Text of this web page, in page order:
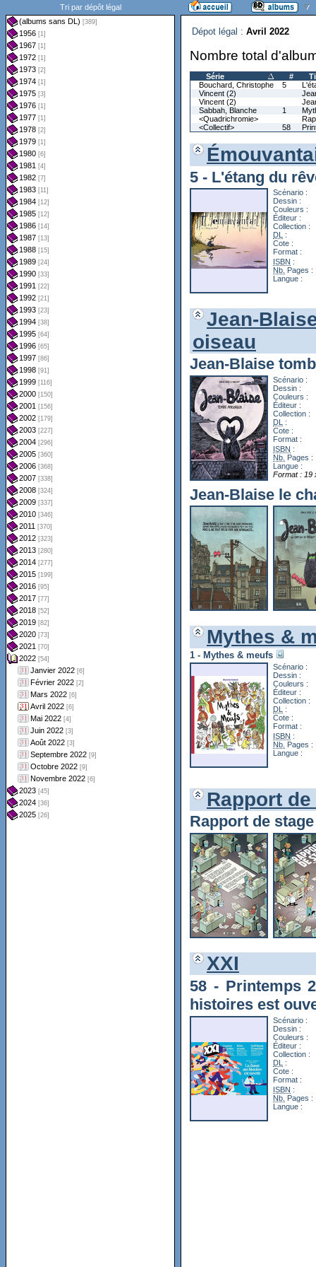
Dépot légal : Avril 2022
Nombre total
Série #
Bouchard, Christophe
5
Vincent (2)
Vincent (2)
Sabbah, Blanche
1
<Quadrichromie>
<Collectif>
58
5 - L'étang du
Scénario :
Dessin :
Couleurs :
Éditeur :
Collection :
DL
:
Cote :
Format :
ISBN :
Nb. Pages :
Langue :
Jean-
oiseau
Jean-Blaise
Scénario :
Dessin :
Couleurs :
Éditeur :
Collection :
DL
:
Cote :
Format :
ISBN :
Nb. Pages :
Langue :
Format : 19
Jean-Blaise le
Mythes &
1 - Mythes & meufs
Scénario :
Dessin :
Couleurs :
Éditeur :
Collection :
DL
:
Cote :
Format :
ISBN :
Nb. Pages :
Langue :
Rapport
Rapport de
XXI
58 - Printemps
histoires est
Scénario :
Dessin :
Couleurs :
Éditeur :
Collection :
DL
:
Cote :
Format :
ISBN :
Nb. Pages :
Langue :